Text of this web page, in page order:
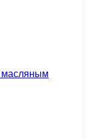
масляным